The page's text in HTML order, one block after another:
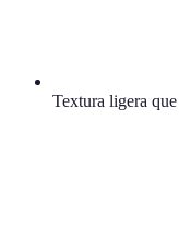
Textura ligera